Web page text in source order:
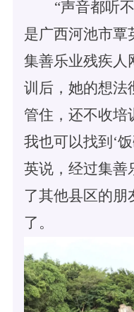
“声音都听
是广西河池市覃
集善乐业残疾人
训后，她的想法
管住，还不收培
我也可以找到‘
英说，经过集善
了其他县区的朋
了。